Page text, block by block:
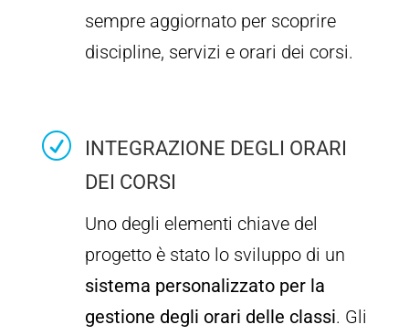
sempre aggiornato per scoprire
discipline, servizi e orari dei corsi.
R
INTEGRAZIONE DEGLI ORARI
DEI CORSI
Uno degli elementi chiave del
progetto è stato lo sviluppo di un
sistema personalizzato per la
gestione degli orari delle classi. Gli